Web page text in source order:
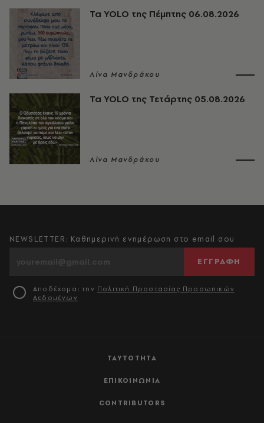
Τα YOLO της Πέμπτης 06.08.2026
Λίνα Μανδράκου
Τα YOLO της Τετάρτης 05.08.2026
Λίνα Μανδράκου
ΤΑΥΤΟΤΗΤΑ
ΕΠΙΚΟΙΝΩΝΙΑ
CONTRIBUTORS
NEWSLETTER: Καθημερινή ενημέρωση στο email σου
ΕΓΓΡΑΦΗ
Αποδέχομαι την Πολιτική Προστασίας Προσωπικών
Δεδομένων